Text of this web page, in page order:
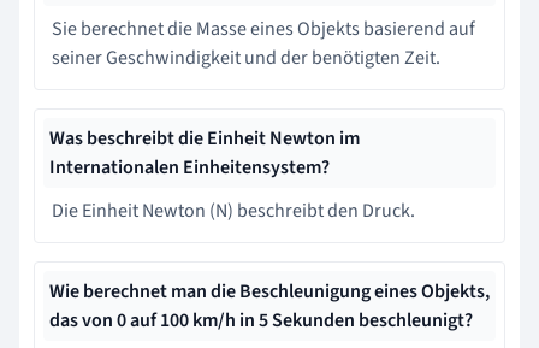
Sie berechnet die Masse eines Objekts basierend auf
seiner Geschwindigkeit und der benötigten Zeit.
Was beschreibt die Einheit Newton im
Internationalen Einheitensystem?
Die Einheit Newton (N) beschreibt den Druck.
Wie berechnet man die Beschleunigung eines Objekts,
das von 0 auf 100 km/h in 5 Sekunden beschleunigt?